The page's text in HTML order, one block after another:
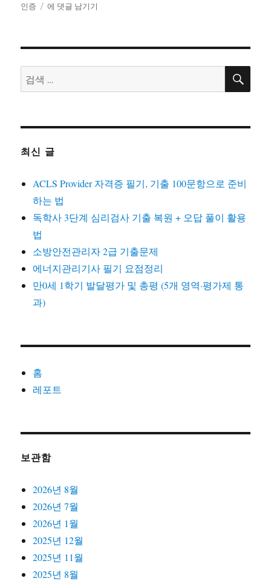
성
테
인증
6
서
3
세
위
관
지
발
달
평
가
에 댓글 남기기
검
색:
검
최신 글
ACLS Provider 자격증 필기, 기출 100문항으로 준비
하는 법
독학사 3단계 심리검사 기출 복원 + 오답 풀이 활용
법
소방안전관리자 2급 기출문제
에너지관리기사 필기 요점정리
만0세 1학기 발달평가 및 총평 (5개 영역·평가제 통
과)
홈
레포트
보관함
2026년 8월
2026년 7월
2026년 1월
2025년 12월
2025년 11월
2025년 8월